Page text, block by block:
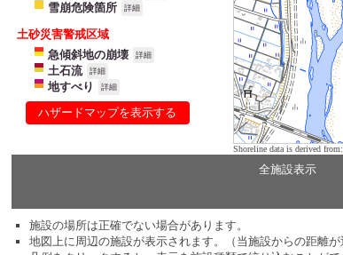
雪崩危険箇所 詳細
土砂災害警戒区域
急傾斜地の崩壊
詳細
土石流 詳細
地すべり 詳細
ハザードマップを表示する
Shoreline data is derived
全施設表示
施設の場所は正確でない場合があります。
地図上に周辺の施設が表示されます。（当施設からの距離が